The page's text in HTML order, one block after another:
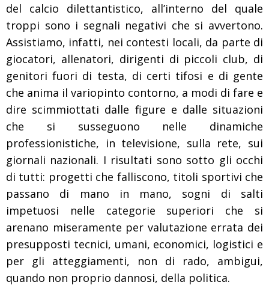
del calcio dilettantistico, all’interno del quale
troppi sono i segnali negativi che si avvertono.
Assistiamo, infatti, nei contesti locali, da parte di
giocatori, allenatori, dirigenti di piccoli club, di
genitori fuori di testa, di certi tifosi e di gente
che anima il variopinto contorno, a modi di fare e
dire scimmiottati dalle figure e dalle situazioni
che si susseguono nelle dinamiche
professionistiche, in televisione, sulla rete, sui
giornali nazionali. I risultati sono sotto gli occhi
di tutti: progetti che falliscono, titoli sportivi che
passano di mano in mano, sogni di salti
impetuosi nelle categorie superiori che si
arenano miseramente per valutazione errata dei
presupposti tecnici, umani, economici, logistici e
per gli atteggiamenti, non di rado, ambigui,
quando non proprio dannosi, della politica.